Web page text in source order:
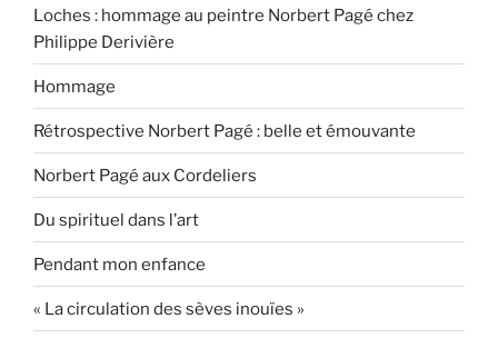
Loches : hommage au peintre Norbert Pagé chez
Philippe Derivière
Hommage
Rétrospective Norbert Pagé : belle et émouvante
Norbert Pagé aux Cordeliers
Du spirituel dans l’art
Pendant mon enfance
« La circulation des sèves inouïes »